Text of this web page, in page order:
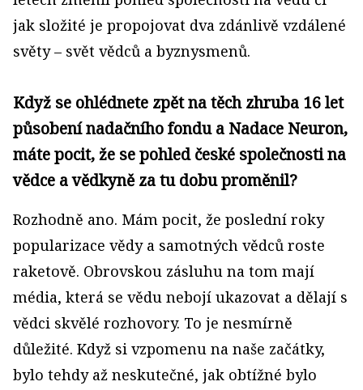
jak složité je propojovat dva zdánlivě vzdálené
světy – svět vědců a byznysmenů.
Když se ohlédnete zpět na těch zhruba 16 let
působení nadačního fondu a Nadace Neuron,
máte pocit, že se pohled české společnosti na
vědce a vědkyně za tu dobu proměnil?
Rozhodně ano. Mám pocit, že poslední roky
popularizace vědy a samotných vědců roste
raketově. Obrovskou zásluhu na tom mají
média, která se vědu nebojí ukazovat a dělají s
vědci skvělé rozhovory. To je nesmírně
důležité. Když si vzpomenu na naše začátky,
bylo tehdy až neskutečné, jak obtížné bylo